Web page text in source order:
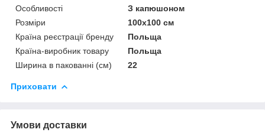
Особливості
З капюшоном
Розміри
100x100 см
Країна реєстрації бренду
Польща
Країна-виробник товару
Польща
Ширина в пакованні (см)
22
Приховати
Умови доставки